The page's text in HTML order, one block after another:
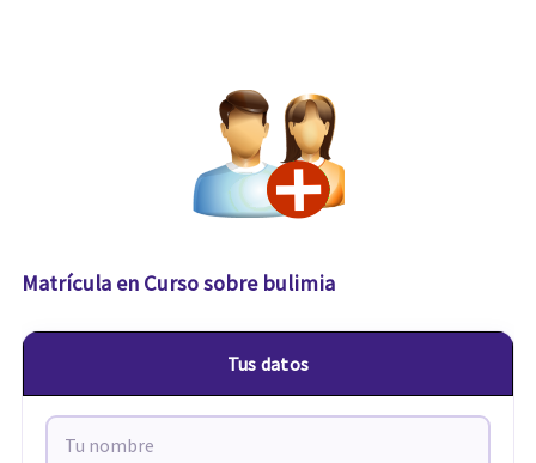
Matrícula en Curso sobre bulimia
Tus datos